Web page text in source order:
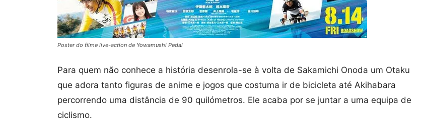
Poster do filme live-action de Yowamushi Pedal
Para quem não conhece a história desenrola-se à volta de Sakamichi Onoda um Otaku
que adora tanto figuras de anime e jogos que costuma ir de bicicleta até Akihabara
percorrendo uma distância de 90 quilómetros. Ele acaba por se juntar a uma equipa de
ciclismo.